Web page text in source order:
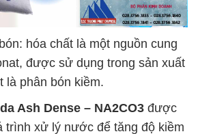
hóa chất là một nguồn cung
được sử dụng trong sản xuất
là phân bón kiềm.
Ash Dense – NA2CO3 được
trình xử lý nước để tăng độ kiềm